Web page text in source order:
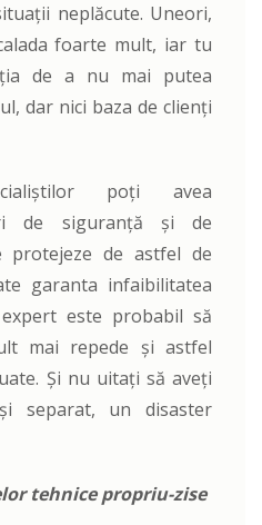
neplăcute. Uneori,
foarte mult, iar tu
de a nu mai putea
dar nici baza de clienți
poți avea
de siguranță și de
protejeze de astfel de
garanta infaibilitatea
este probabil să
mai repede și astfel
Și nu uitați să aveți
separat, un disaster
tehnice propriu-zise